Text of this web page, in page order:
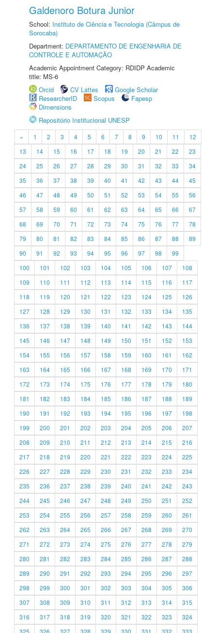
Galdenoro Botura Junior
School: Instituto de Ciência e Tecnologia (Câmpus de
Sorocaba)
Department: DEPARTAMENTO DE ENGENHARIA DE
CONTROLE E AUTOMAÇÃO
Academic Appointment Category: RDIDP Academic
title: MS-6
Orcid
CV Lattes
Google Scholar
ResearcherID
Scopus
Fapesp
Dimensions
Repositório Institucional UNESP
« 1 2 3 4 5 6 7 8 9 10 11
12
13
14 15 16 17 18 19 20 21 22
23
24
25 26 27 28 29 30 31 32 33
34
35
36 37 38 39 40 41 42 43 44
45
46
47 48 49 50 51 52 53 54 55
56
57
58 59 60 61 62 63 64 65 66
67
68
69 70 71 72 73 74 75 76 77
78
79
80 81 82 83 84 85 86 87 88
89
90
91 92 93 94 95 96 97 98
99
100
101 102 103 104 105 106 107
108
109
110 111 112 113 114 115 116
117
118
119 120 121 122 123 124 125
126
127
128 129 130 131 132 133 134
135
136
137 138 139 140 141 142 143
144
145
146 147 148 149 150 151 152
153
154
155 156 157 158 159 160 161
162
163
164 165 166 167 168 169 170
171
172
173 174 175 176 177 178 179
180
181
182 183 184 185 186 187 188
189
190
191 192 193 194 195 196 197
198
199
200 201 202 203 204 205 206
207
208
209 210 211 212 213 214 215
216
217
218 219 220 221 222 223 224
225
226
227 228 229 230 231 232 233
234
235
236 237 238 239 240 241 242
243
244
245 246 247 248 249 250 251
252
253
254 255 256 257 258 259 260
261
262
263 264 265 266 267 268 269
270
271
272 273 274 275 276 277 278
279
280
281 282 283 284 285 286 287
288
289
290 291 292 293 294 295 296
297
298
299 300 301 302 303 304 305
306
307
308 309 310 311 312 313 314
315
316
317 318 319 320 321 322 323
324
325
326 327 328 329 330 331 332 333